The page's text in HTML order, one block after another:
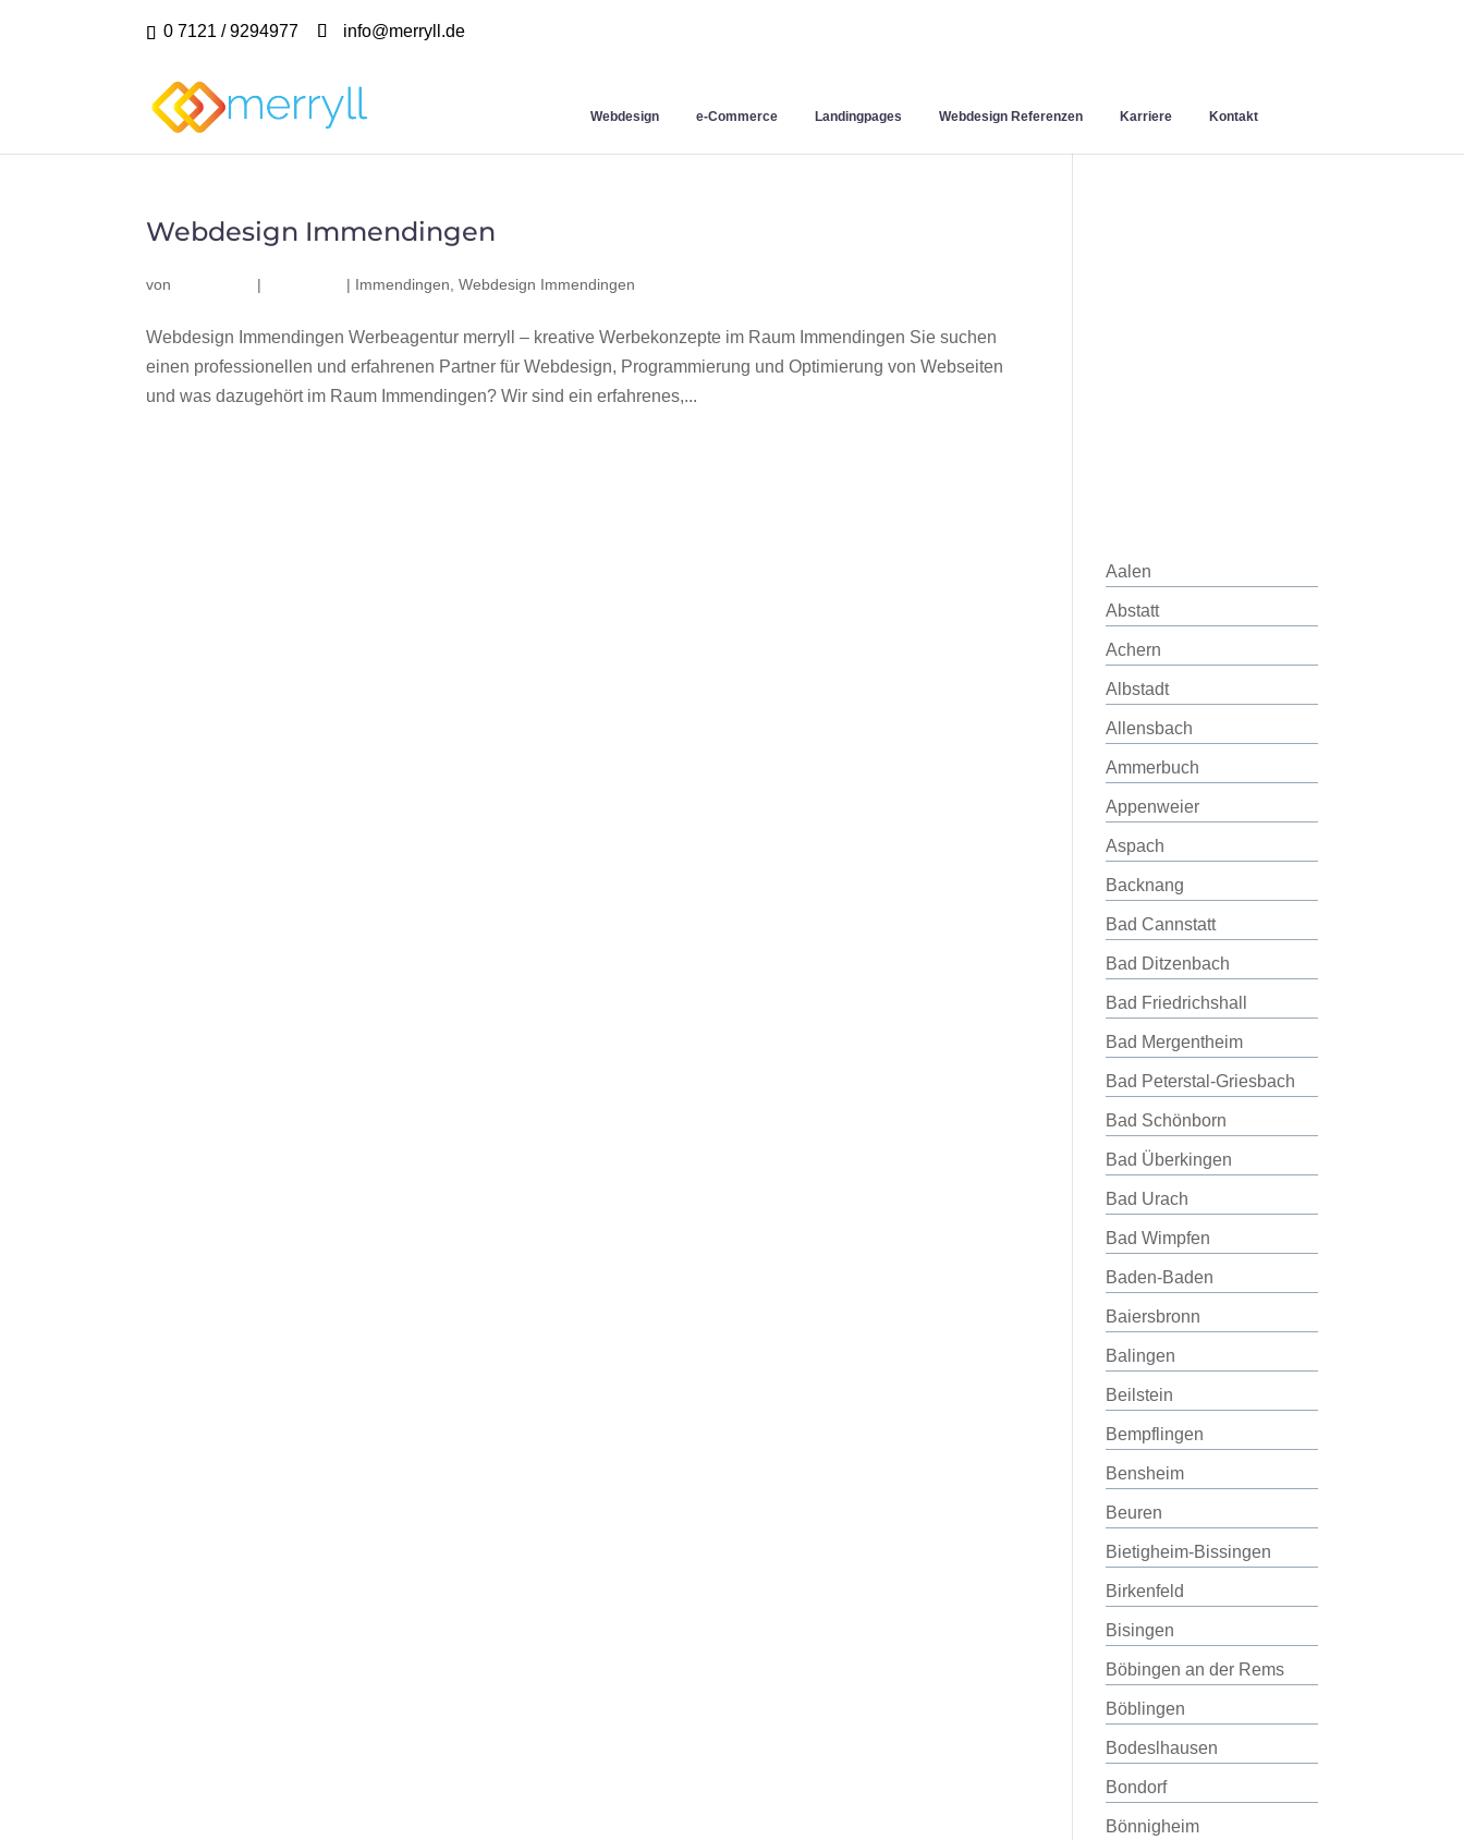
0 7121 / 9294977 info@merryll.de
Webdesign e-Commerce Landingpages Webdesign Referenzen Karriere Kontakt
Webdesign Immendingen
von | | Immendingen ,Webdesign Immendingen
Webdesign Immendingen Werbeagentur merryll – kreative Werbekonzepte im Raum Immendingen Sie suchen
einen professionellen und erfahrenen Partner für Webdesign, Programmierung und Optimierung von Webseiten
und was dazugehört im Raum Immendingen? Wir sind ein erfahrenes,...
Aalen
Abstatt
Achern
Albstadt
Allensbach
Ammerbuch
Appenweier
Aspach
Backnang
Bad Cannstatt
Bad Ditzenbach
Bad Friedrichshall
Bad Mergentheim
Bad Peterstal-Griesbach
Bad Schönborn
Bad Überkingen
Bad Urach
Bad Wimpfen
Baden-Baden
Baiersbronn
Balingen
Beilstein
Bempflingen
Bensheim
Beuren
Bietigheim-Bissingen
Birkenfeld
Bisingen
Böbingen an der Rems
Böblingen
Bodeslhausen
Bondorf
Bönnigheim